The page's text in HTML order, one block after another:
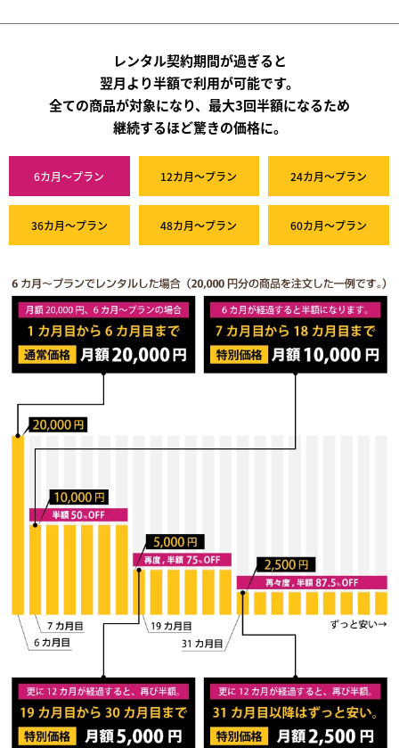
レンタル契約期間が過ぎると
翌月より半額で利用が可能です。
全ての商品が対象になり、最大3回半額になるため
継続するほど驚きの価格に。
6カ月～プラン 12カ月～プラン 24カ月～プラン
36カ月～プラン 48カ月～プラン 60カ月～プラン